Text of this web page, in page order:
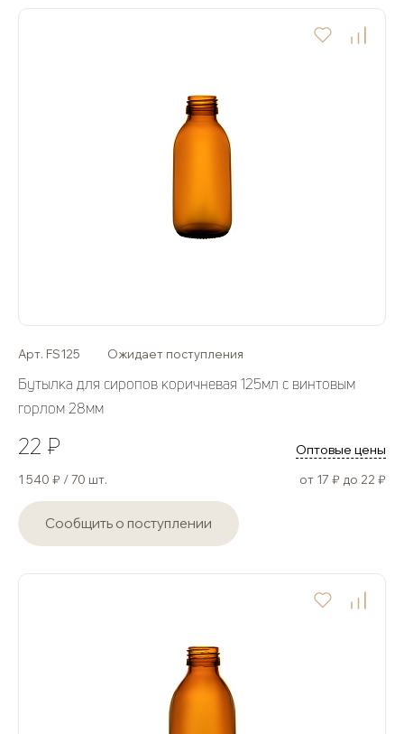
Арт. FS125 Ожидает поступления
Бутылка для сиропов коричневая 125мл с винтовым
горлом 28мм
22 ₽ Оптовые цены
1 540 ₽ / 70 шт. от 17 ₽ до 22 ₽
Сообщить о поступлении